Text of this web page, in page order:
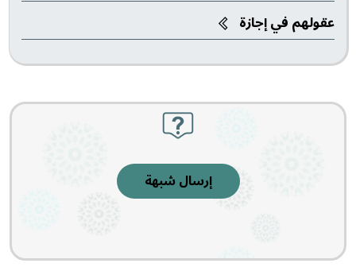
عقولهم في إجازة
إرسال شبهة